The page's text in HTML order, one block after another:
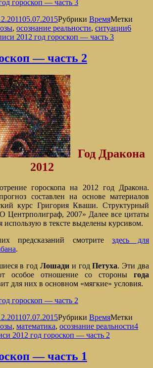
гороскоп — часть 3
05.07.2015Рубрики ВремяМетки
, осознание реальности, ситуации6
2012 год гороскоп — часть 3
— часть 2
Год Дракона
2012
гороскопа на 2012 год Дракона.
составлен на основе материалов
курс Григория Кваши. Структурный
Центрполиграф, 2007» Далее все цитаты
использую в тексте выделены курсивом.
предсказаний смотритездесь для
.
в год Лошади и годПетуха. Эти два
особое отношение со стороны года
для них в основном «мягкие» условия.
гороскоп — часть 2
07.07.2015Рубрики ВремяМетки
, математика, осознание реальности4
2012 год гороскоп — часть 2
— часть 1